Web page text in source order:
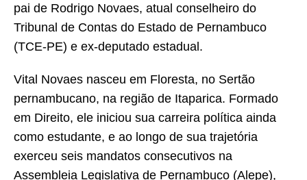
pai de Rodrigo Novaes, atual conselheiro do
Tribunal de Contas do Estado de Pernambuco
(TCE-PE) e ex-deputado estadual.
Vital Novaes nasceu em Floresta, no Sertão
pernambucano, na região de Itaparica. Formado
em Direito, ele iniciou sua carreira política ainda
como estudante, e ao longo de sua trajetória
exerceu seis mandatos consecutivos na
Assembleia Legislativa de Pernambuco (Alepe),